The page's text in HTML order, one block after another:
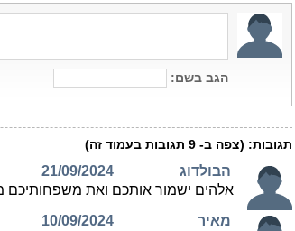
הגב בשם:
תגובות: (צפה ב- 9 תגובות בעמוד זה)
הבולדוג
21/09/2024
אלהים ישמור אותכם ואת משפחותיכם
מאיר
10/09/2024